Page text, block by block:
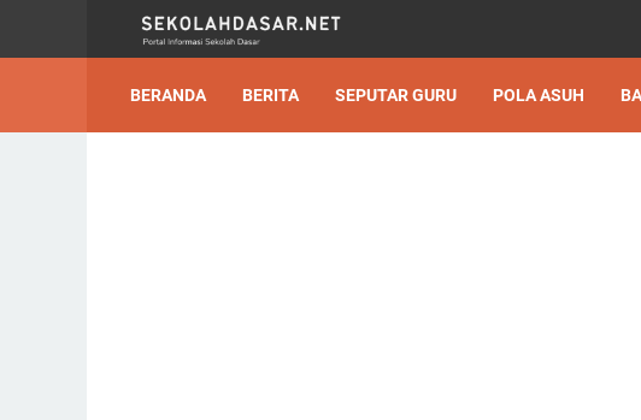
BERANDA BERITA SEPUTAR GURU POLA ASUH